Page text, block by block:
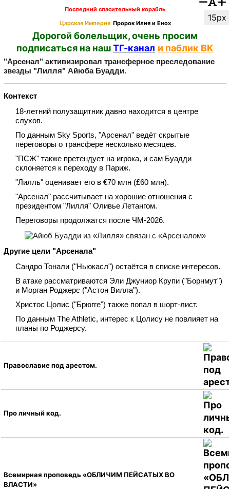
15px
Последний спасительный корабль
Царская Империя Пророк Илия и Енох
Дорогой болельщик, очень просим
подписаться на нашТГ-канал и паблик ВК
"Арсенал" активизировал трансферное преследование
звезды "Лилля" Айюба Буадди.
Контекст
18‑летний полузащитник давно находится в центре
слухов.
По данным Sky Sports, "Арсенал" ведёт скрытые
переговоры о трансфере несколько месяцев.
"ПСЖ" также претендует на игрока, и сам Буадди
склоняется к переходу в Париж.
"Лилль" оценивает его в €70 млн (£60 млн).
"Арсенал" рассчитывает на хорошие отношения с
президентом "Лилля" Оливье Летангом.
Переговоры продолжатся после ЧМ‑2026.
Другие цели "Арсенала"
Сандро Тонали ("Ньюкасл") остаётся в списке интересов.
В атаке рассматриваются Эли Джуниор Крупи ("Борнмут")
и Морган Роджерс ("Астон Вилла").
Христос Цолис ("Брюгге") также попал в шорт‑лист.
По данным The Athletic, интерес к Цолису не повлияет на
планы по Роджерсу.
Православие под арестом.
Про личный код.
Всемирная проповедь «ОБЛИЧИМ ПЕЙСАТЫХ ВО
ВЛАСТИ»